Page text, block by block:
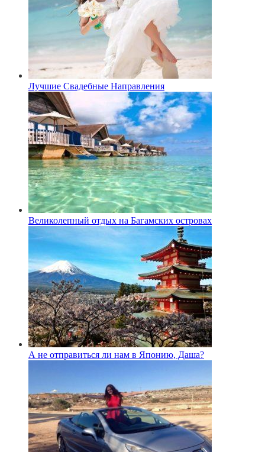
Лучшие Свадебные Направления
Великолепный отдых на Багамских островах
А не отправиться ли нам в Японию, Даша?